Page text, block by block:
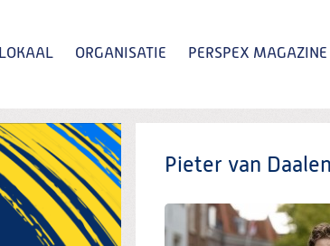
LOKAAL ORGANISATIE PERSPEX MAGAZINE
Zoeken Pieter van Daalen